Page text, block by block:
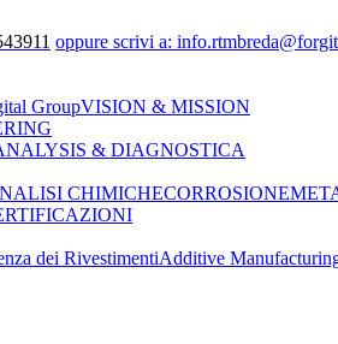
oppure scrivi a:
GroupVISION & MISSION
& DIAGNOSTICA
CHIMICHECORROSIONE
dei RivestimentiAdditive